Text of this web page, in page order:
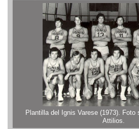
Plantilla del Ignis Varese (1973). Foto
Attilios.